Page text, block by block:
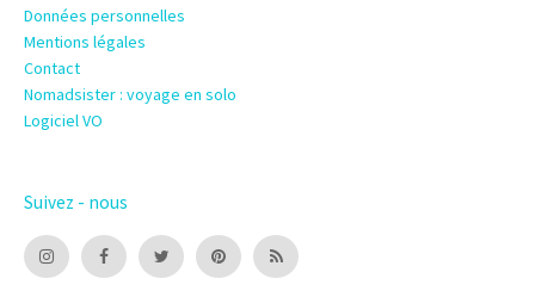
Données personnelles
Mentions légales
Contact
Nomadsister : voyage en solo
Logiciel VO
Suivez - nous